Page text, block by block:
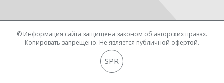
© Информация сайта защищена законом об авторских правах.
Копировать запрещено. Не является публичной офертой.
SPR